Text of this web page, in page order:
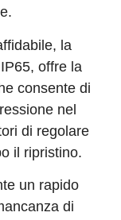
la
offre la
consente di
nel
di regolare
il ripristino.
un rapido
di